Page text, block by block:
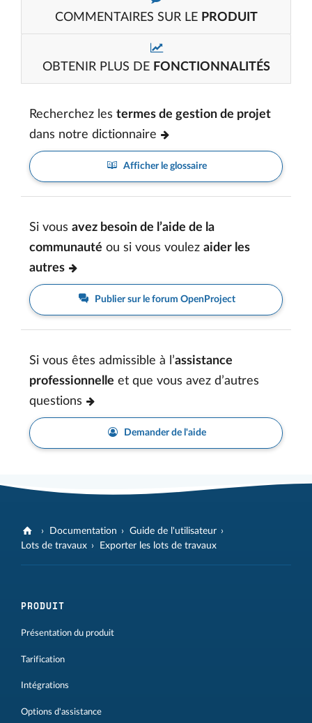
COMMENTAIRES SUR LE PRODUIT
OBTENIR PLUS DE FONCTIONNALITÉS
Recherchez les termes de gestion de projet
dans notre dictionnaire
Afficher le glossaire
Si vous avez besoin de l’aide de la
communauté ou si vous voulez aider les
autres
Publier sur le forum OpenProject
Si vous êtes admissible à l’assistance
professionnelle et que vous avez d’autres
questions
Demander de l'aide
Documentation
Guide de l'utilisateur
Lots de travaux
Exporter les lots de travaux
PRODUIT
Présentation du produit
Tarification
Intégrations
Options d'assistance